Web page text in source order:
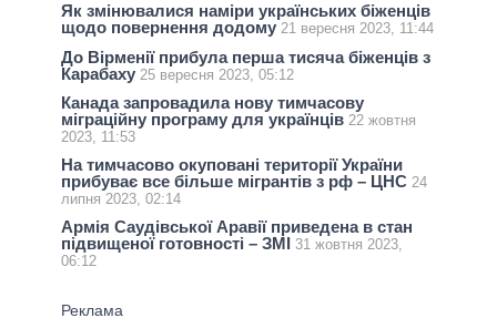
Як змінювалися наміри українських біженців
щодо повернення додому 21 вересня 2023, 11:44
До Вірменії прибула перша тисяча біженців з
Карабаху 25 вересня 2023, 05:12
Канада запровадила нову тимчасову
міграційну програму для українців 22 жовтня
2023, 11:53
На тимчасово окуповані території України
прибуває все більше мігрантів з рф – ЦНС 24
липня 2023, 02:14
Армія Саудівської Аравії приведена в стан
підвищеної готовності – ЗМІ 31 жовтня 2023,
06:12